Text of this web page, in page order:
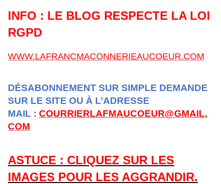
INFO : LE BLOG RESPECTE LA LOI
RGPD
WWW.LAFRANCMACONNERIEAUCOEUR.COM
DÉSABONNEMENT SUR SIMPLE DEMANDE
SUR LE SITE OU À L’ADRESSE
MAIL : COURRIERLAFMAUCOEUR@GMAIL.
COM
ASTUCE : CLIQUEZ SUR LES
IMAGES POUR LES AGGRANDIR.